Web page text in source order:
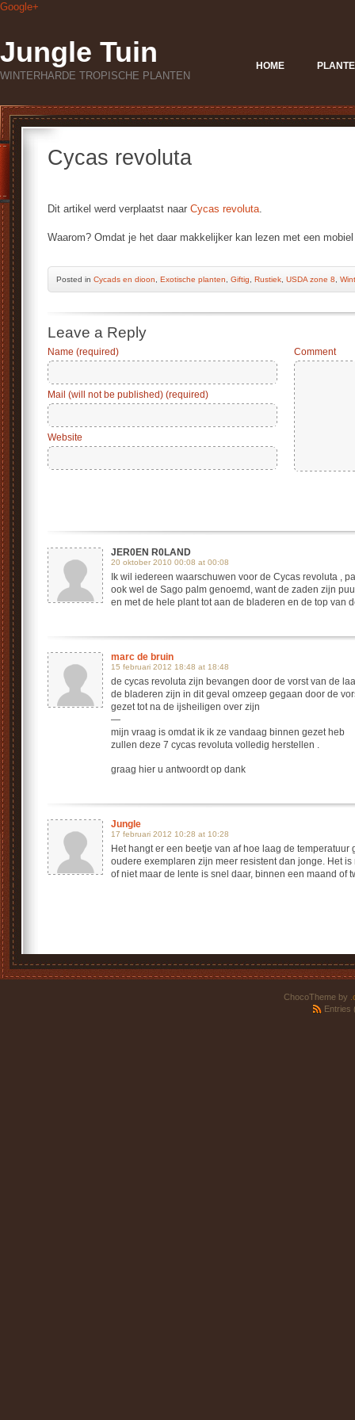
Google+
Jungle Tuin
WINTERHARDE TROPISCHE PLANTEN
HOME
Cycas revoluta
Dit artikel werd verplaatst naar Cycas revoluta.
Waarom? Omdat je het daar makkelijker kan lezen met een
Posted in Cycads en dioon Exotische planten Giftig Rustiek USDA zone 8
Leave a Reply
Name (required)
Mail (will not be published) (required)
Website
Comment
JER0EN R0LAND
20 oktober 2010 00:08 at 00:08
Ik wil iedereen waarschuwen voor de Cycas revoluta ,
ook wel de Sago palm genoemd, want de zaden zijn
en met de hele plant tot aan de bladeren en de top van
marc de bruin
15 februari 2012 18:48 at 18:48
de cycas revoluta zijn bevangen door de vorst van de
de bladeren zijn in dit geval omzeep gegaan door de
gezet tot na de ijsheiligen over zijn
—
mijn vraag is omdat ik ik ze vandaag binnen gezet heb
zullen deze 7 cycas revoluta volledig herstellen .
graag hier u antwoordt op dank
Jungle
17 februari 2012 10:28 at 10:28
Het hangt er een beetje van af hoe laag de
oudere exemplaren zijn meer resistent dan jonge. Het
of niet maar de lente is snel daar, binnen een maand of
ChocoTheme by
Entries